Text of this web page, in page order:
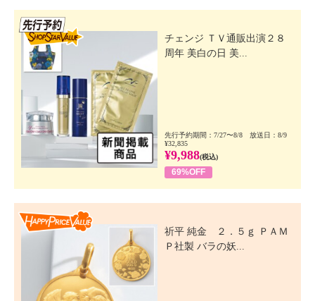
チェンジ ＴＶ通販出演２８
周年 美白の日 美...
先行予約期間：7/27〜8/8 放送日：8/9
¥32,835
¥9,988(税込)
69%OFF
祈平 純金 ２．５ｇ ＰＡＭ
Ｐ社製 バラの妖...